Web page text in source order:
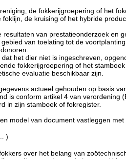
de fokkerijgroepering of het
de kruising of het hybride
resultaten van prestatieonderzoek en
van toelating tot de voortplanting
het dier niet is ingeschreven,
fokkerijgroepering of het
evaluatie beschikbaar zijn.
actueel gehouden op basis
is conform artikel 4 van
in zijn stamboek of fokregister.
model van document vastleggen
)
over het belang van